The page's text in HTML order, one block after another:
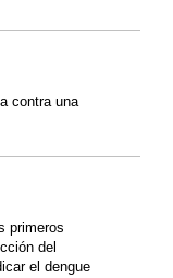
contra una
primeros
del
el dengue